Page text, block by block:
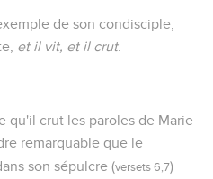
de son condisciple,
et il vit, et il crut.
qu'il crut les paroles de Marie
remarquable que le
son sépulcre (versets 6,7)